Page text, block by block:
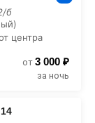
б
центра
от 3 000 ₽
за ночь